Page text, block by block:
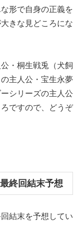
形で自身の正義を
きな見どころにな
・桐生戦兎（犬飼
主人公・宝生永夢
シリーズの主人公
ですので、どうぞ
終回結末予想
結末を予想してい